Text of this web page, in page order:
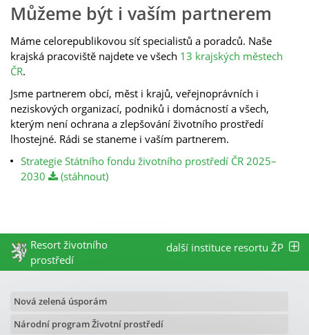
Můžeme být i vaším partnerem
Máme celorepublikovou síť specialistů a poradců. Naše
krajská pracoviště najdete ve všech 13 krajských městech
ČR.
Jsme partnerem obcí, měst i krajů, veřejnoprávních i
neziskových organizací, podniků i domácností a všech,
kterým není ochrana a zlepšování životního prostředí
lhostejné. Rádi se staneme i vaším partnerem.
Strategie Státního fondu životního prostředí ČR 2025–
2030
(stáhnout)
Resort životního
prostředí
další instituce resortu ŽP
Nová zelená úsporám
Národní program Životní prostředí